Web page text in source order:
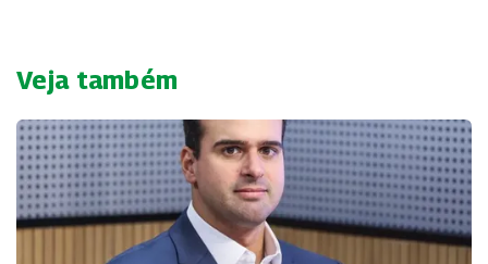
Veja também